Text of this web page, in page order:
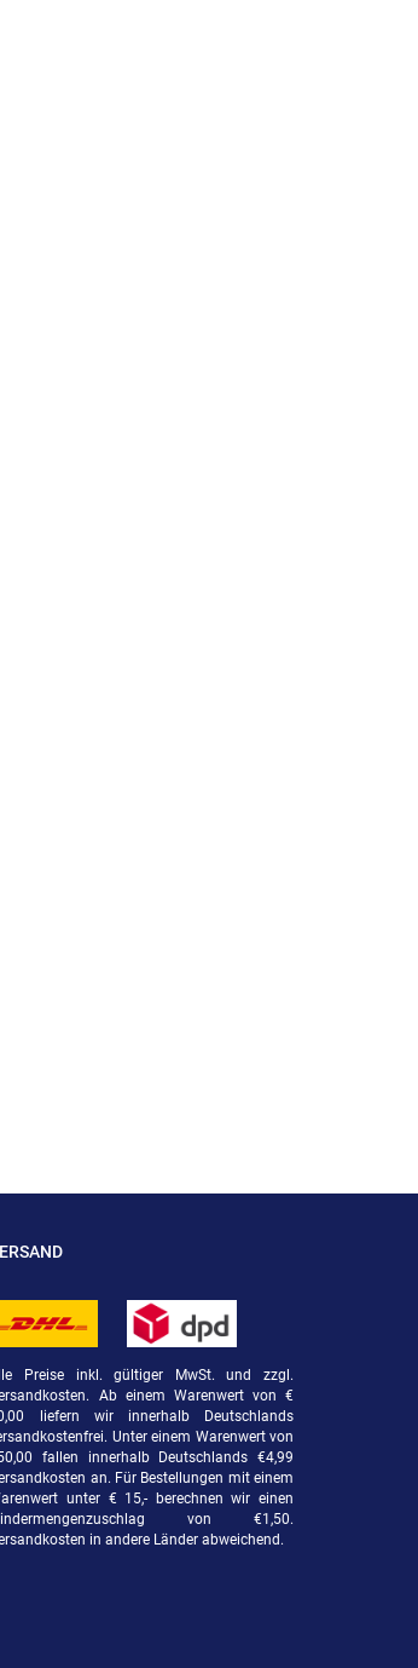
Preise inkl. gültiger MwSt. und zzgl.
Ab einem Warenwert von €
liefern wir innerhalb Deutschlands
Unter einem Warenwert von
fallen innerhalb Deutschlands €4,99
an. Für Bestellungen mit einem
unter € 15,- berechnen wir einen
von €1,50.
in andere Länder abweichend.